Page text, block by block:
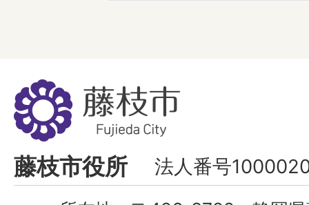
藤
枝
市
Fujieda
City
藤枝市役所 法人番号